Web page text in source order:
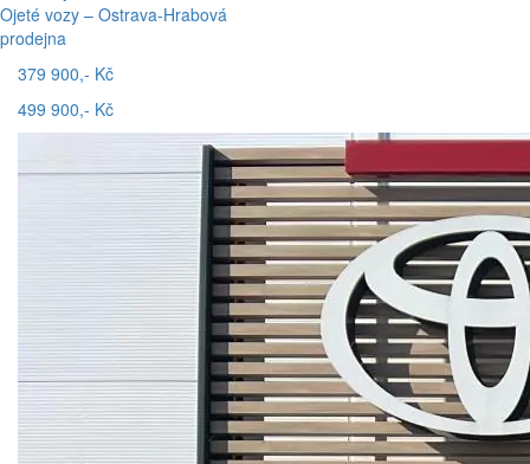
Ojeté vozy – Ostrava-Hrabová
prodejna
379 900,- Kč
499 900,- Kč